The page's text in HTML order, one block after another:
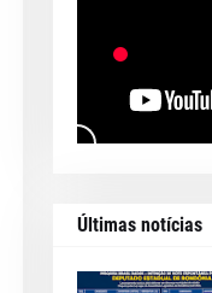
Últimas notícias